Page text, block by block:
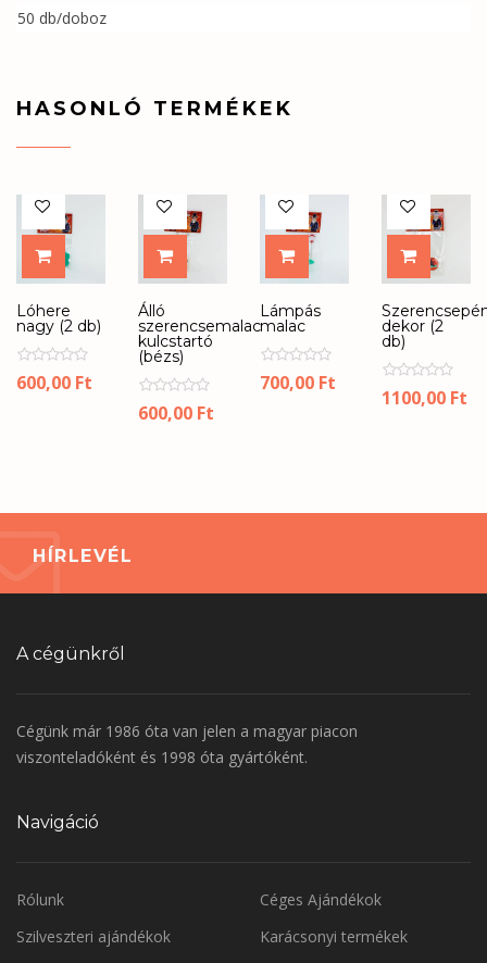
50 db/doboz
HASONLÓ TERMÉKEK
KOSÁRBA
Lóhere
nagy (2 db)
600,00 Ft
KOSÁRBA
Álló
szerencsemalac
kulcstartó
(bézs)
600,00 Ft
KOSÁRBA
Lámpás
malac
700,00 Ft
dekor (2
db)
1100,00 Ft
HÍRLEVÉL
A cégünkről
Cégünk már 1986 óta van jelen a magyar piacon
viszonteladóként és 1998 óta gyártóként.
Navigáció
Rólunk
Céges Ajándékok
Szilveszteri ajándékok
Karácsonyi termékek